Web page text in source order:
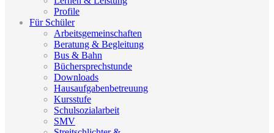
Profile
Für Schüler
Arbeitsgemeinschaften
Beratung & Begleitung
Bus & Bahn
Büchersprechstunde
Downloads
Hausaufgabenbetreuung
Kursstufe
Schulsozialarbeit
SMV